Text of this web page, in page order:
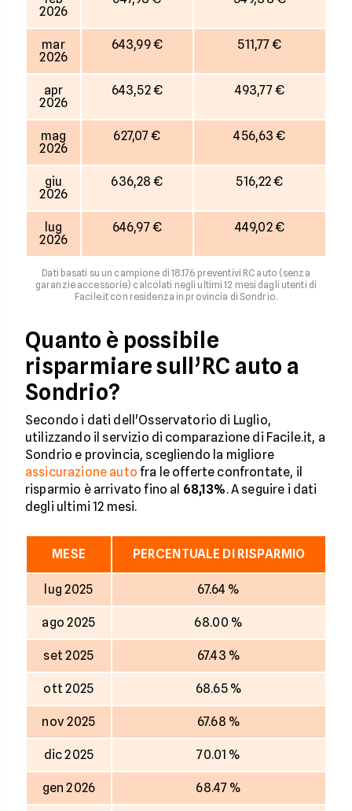
2026
mar
2026
643,99 € 511,77 €
apr
2026
643,52 € 493,77 €
mag
2026
627,07 € 456,63 €
giu
2026
636,28 € 516,22 €
lug
2026
646,97 € 449,02 €
Dati basati su un campione di 18.176 preventivi RC auto (senza
garanzie accessorie) calcolati negli ultimi 12 mesi dagli utenti di
Facile.it con residenza in provincia di Sondrio.
Quanto è possibile
risparmiare sull’RC auto a
Sondrio?
Secondo i dati dell'Osservatorio di Luglio,
utilizzando il servizio di comparazione di Facile.it, a
Sondrio e provincia, scegliendo la migliore
assicurazione auto fra le offerte confrontate, il
risparmio è arrivato fino al 68,13%. A seguire i dati
degli ultimi 12 mesi.
MESE PERCENTUALE DI RISPARMIO
lug 2025 67.64 %
ago 2025 68.00 %
set 2025 67.43 %
ott 2025 68.65 %
nov 2025 67.68 %
dic 2025 70.01 %
gen 2026 68.47 %